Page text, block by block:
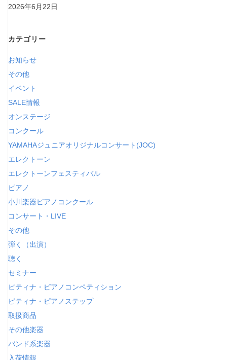
2026年6月22日
カテゴリー
お知らせ
その他
イベント
SALE情報
オンステージ
コンクール
YAMAHAジュニアオリジナルコンサート(JOC)
エレクトーン
エレクトーンフェスティバル
ピアノ
小川楽器ピアノコンクール
コンサート・LIVE
その他
弾く（出演）
聴く
セミナー
ピティナ・ピアノコンペティション
ピティナ・ピアノステップ
取扱商品
その他楽器
バンド系楽器
入荷情報